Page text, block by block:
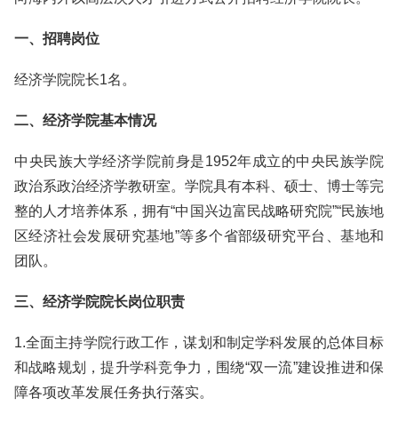
一、招聘岗位
经济学院院长1名。
二、经济学院基本情况
中央民族大学经济学院前身是1952年成立的中央民族学院
政治系政治经济学教研室。学院具有本科、硕士、博士等完
整的人才培养体系，拥有“中国兴边富民战略研究院”“民族地
区经济社会发展研究基地”等多个省部级研究平台、基地和
团队。
三、经济学院院长岗位职责
1.全面主持学院行政工作，谋划和制定学科发展的总体目标
和战略规划，提升学科竞争力，围绕“双一流”建设推进和保
障各项改革发展任务执行落实。